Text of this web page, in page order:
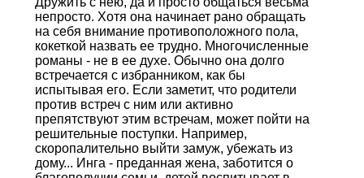
непросто. Хотя она начинает рано обращать
на себя внимание противоположного пола,
кокеткой назвать ее трудно. Многочисленные
романы - не в ее духе. Обычно она долго
встречается с избранником, как бы
испытывая его. Если заметит, что родители
против встреч с ним или активно
препятствуют этим встречам, может пойти на
решительные поступки. Например,
скоропалительно выйти замуж, убежать из
дому... Инга - преданная жена, заботится о